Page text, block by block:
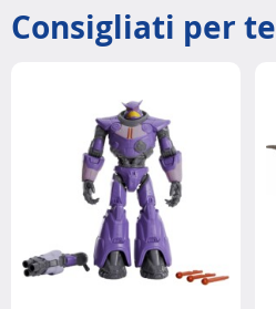
Consigliati per te